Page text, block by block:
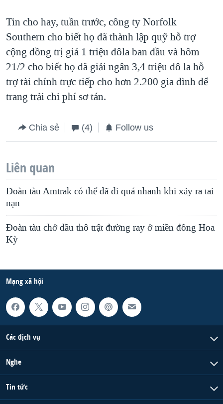
Tin cho hay, tuần trước, công ty Norfolk
Southern cho biết họ đã thành lập quỹ hỗ trợ
cộng đồng trị giá 1 triệu đôla ban đầu và hôm
21/2 cho biết họ đã giải ngân 3,4 triệu đô la hỗ
trợ tài chính trực tiếp cho hơn 2.200 gia đình để
trang trải chi phí sơ tán.
Chia sẻ (4) Follow us
Liên quan
Đoàn tàu Amtrak có thể đã đi quá nhanh khi xảy ra tai
nạn
Đoàn tàu chở dầu thô trật đường ray ở miền đông Hoa
Kỳ
Mạng xã hội
Các dịch vụ
Nghe
Tin tức